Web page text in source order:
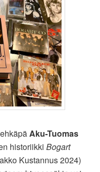
Aku-Tuomas
historiikkiBogart
Kustannus 2024)